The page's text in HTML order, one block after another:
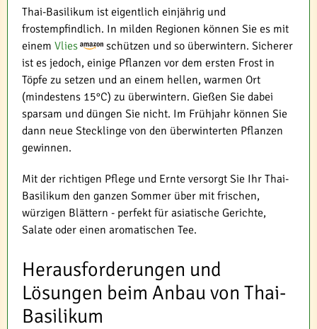
Thai-Basilikum ist eigentlich einjährig und
frostempfindlich. In milden Regionen können Sie es mit
einem Vlies
schützen und so überwintern. Sicherer
ist es jedoch, einige Pflanzen vor dem ersten Frost in
Töpfe zu setzen und an einem hellen, warmen Ort
(mindestens 15°C) zu überwintern. Gießen Sie dabei
sparsam und düngen Sie nicht. Im Frühjahr können Sie
dann neue Stecklinge von den überwinterten Pflanzen
gewinnen.
Mit der richtigen Pflege und Ernte versorgt Sie Ihr Thai-
Basilikum den ganzen Sommer über mit frischen,
würzigen Blättern - perfekt für asiatische Gerichte,
Salate oder einen aromatischen Tee.
Herausforderungen und
Lösungen beim Anbau von Thai-
Basilikum